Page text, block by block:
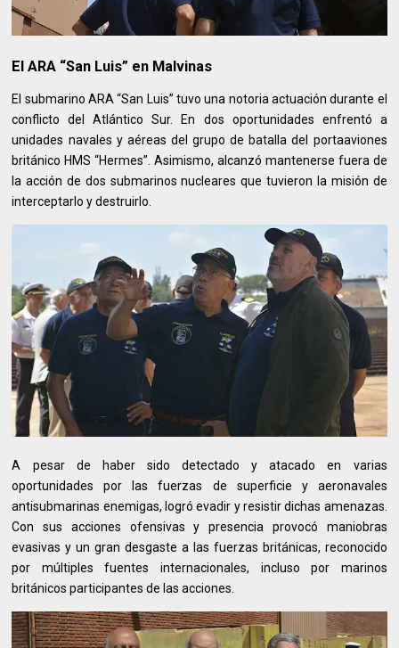
El ARA “San Luis” en Malvinas
El submarino ARA “San Luis” tuvo una notoria actuación durante el
conflicto del Atlántico Sur. En dos oportunidades enfrentó a
unidades navales y aéreas del grupo de batalla del portaaviones
británico HMS “Hermes”. Asimismo, alcanzó mantenerse fuera de
la acción de dos submarinos nucleares que tuvieron la misión de
interceptarlo y destruirlo.
A pesar de haber sido detectado y atacado en varias
oportunidades por las fuerzas de superficie y aeronavales
antisubmarinas enemigas, logró evadir y resistir dichas amenazas.
Con sus acciones ofensivas y presencia provocó maniobras
evasivas y un gran desgaste a las fuerzas británicas, reconocido
por múltiples fuentes internacionales, incluso por marinos
británicos participantes de las acciones.